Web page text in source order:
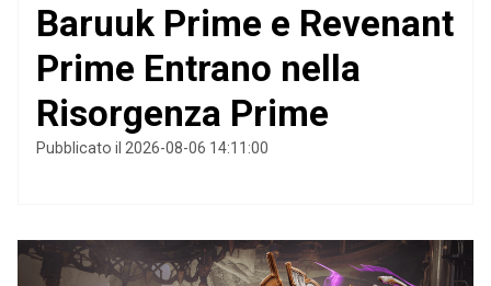
Baruuk Prime e Revenant
Prime Entrano nella
Risorgenza Prime
Pubblicato il 2026-08-06 14:11:00